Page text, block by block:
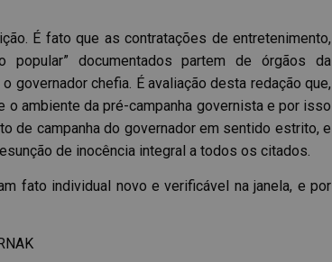
É fato que as contratações de entretenimento,
documentados partem de órgãos da
governador chefia. É avaliação desta redação que,
ambiente da pré-campanha governista e por isso
de campanha do governador em sentido estrito, e
de inocência integral a todos os citados.
fato individual novo e verificável na janela, e por